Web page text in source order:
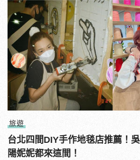
旅遊
台北四間DIY手作地毯店推薦！
陽妮妮都來這間！